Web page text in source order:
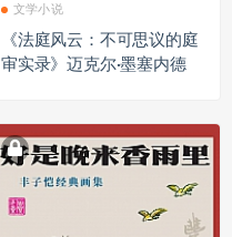
文学小说
《法庭风云：不可思议的庭
审实录》迈克尔·墨塞内德